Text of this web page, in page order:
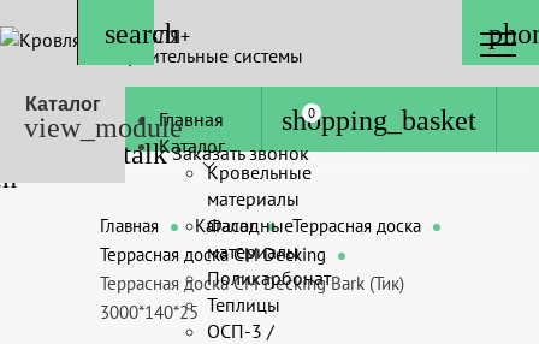
КРОВЛЯ+
Строительные системы
Заказать звонок
Главная
Каталог
Кровельные
материалы
Фасадные
материалы
Поликарбонат
Теплицы
ОСП-3 /
0
Главная Каталог
Террасная доска
Террасная доска CM Decking
Террасная доска CM Decking Bark (Тик)
3000*140*25
Каталог